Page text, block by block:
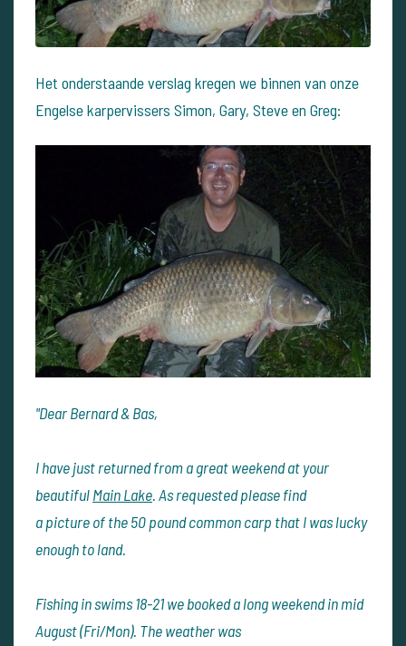
Het onderstaande verslag kregen we binnen van onze
Engelse karpervissers Simon, Gary, Steve en Greg:
"Dear Bernard & Bas,
I have just returned from a great weekend at your
beautifulMain Lake. As requested please find
a picture of the 50 pound common carp that I was lucky
enough to land.
Fishing in swims 18-21 we booked a long weekend in mid
August (Fri/Mon). The weather was